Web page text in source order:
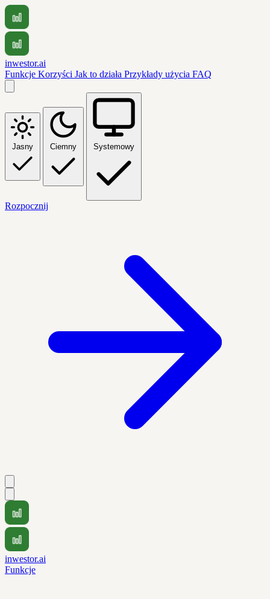
inwestor.ai
Funkcje Korzyści Jak to działa Przykłady użycia FAQ
Jasny Ciemny Systemowy
Rozpocznij
inwestor.ai
Funkcje